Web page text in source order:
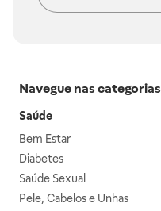
Navegue nas categorias
Saúde
Bem Estar
Diabetes
Saúde Sexual
Pele, Cabelos e Unhas